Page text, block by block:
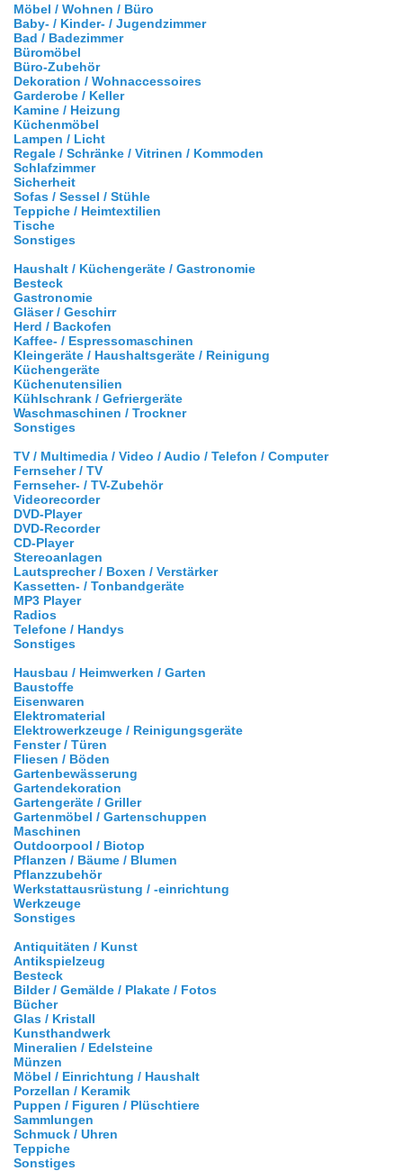
Möbel / Wohnen / Büro
Baby- / Kinder- / Jugendzimmer
Bad / Badezimmer
Büromöbel
Büro-Zubehör
Dekoration / Wohnaccessoires
Garderobe / Keller
Kamine / Heizung
Küchenmöbel
Lampen / Licht
Regale / Schränke / Vitrinen / Kommoden
Schlafzimmer
Sicherheit
Sofas / Sessel / Stühle
Teppiche / Heimtextilien
Tische
Sonstiges
Haushalt / Küchengeräte / Gastronomie
Besteck
Gastronomie
Gläser / Geschirr
Herd / Backofen
Kaffee- / Espressomaschinen
Kleingeräte / Haushaltsgeräte / Reinigung
Küchengeräte
Küchenutensilien
Kühlschrank / Gefriergeräte
Waschmaschinen / Trockner
Sonstiges
TV / Multimedia / Video / Audio / Telefon / Computer
Fernseher / TV
Fernseher- / TV-Zubehör
Videorecorder
DVD-Player
DVD-Recorder
CD-Player
Stereoanlagen
Lautsprecher / Boxen / Verstärker
Kassetten- / Tonbandgeräte
MP3 Player
Radios
Telefone / Handys
Sonstiges
Hausbau / Heimwerken / Garten
Baustoffe
Eisenwaren
Elektromaterial
Elektrowerkzeuge / Reinigungsgeräte
Fenster / Türen
Fliesen / Böden
Gartenbewässerung
Gartendekoration
Gartengeräte / Griller
Gartenmöbel / Gartenschuppen
Maschinen
Outdoorpool / Biotop
Pflanzen / Bäume / Blumen
Pflanzzubehör
Werkstattausrüstung / -einrichtung
Werkzeuge
Sonstiges
Antiquitäten / Kunst
Antikspielzeug
Besteck
Bilder / Gemälde / Plakate / Fotos
Bücher
Glas / Kristall
Kunsthandwerk
Mineralien / Edelsteine
Münzen
Möbel / Einrichtung / Haushalt
Porzellan / Keramik
Puppen / Figuren / Plüschtiere
Sammlungen
Schmuck / Uhren
Teppiche
Sonstiges